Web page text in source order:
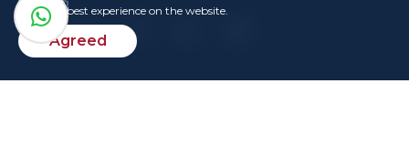
have the best experience on the website.
Agreed